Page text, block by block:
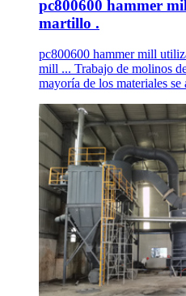
pc800600 hammer
martillo .
pc800600 hammer mill
mill ... Trabajo de molinos
mayoría de los materiales se